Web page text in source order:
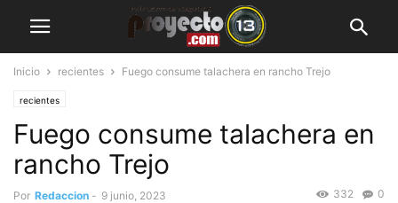
Inicio recientes Fuego consume talachera en rancho Trejo
recientes
Fuego consume talachera en
rancho Trejo
Por Redaccion - 9 junio, 2023 0
332